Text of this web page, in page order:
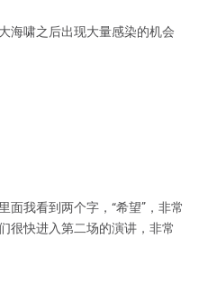
海啸之后出现大量感染的机会
面我看到两个字，“希望”，非常
很快进入第二场的演讲，非常